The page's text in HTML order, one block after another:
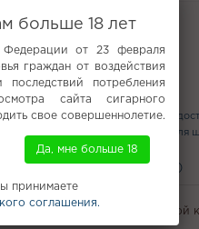
характеристики
POD Табак для кальяна с
Диффузоры для
Отзывы (0)
нее сладким вкусом,
больше 18 лет
Федерации от 23 февраля
граждан от воздействия
потребления
сайта сигарного
свое совершеннолетие.
Да, мне больше 18
принимаете
соглашения.